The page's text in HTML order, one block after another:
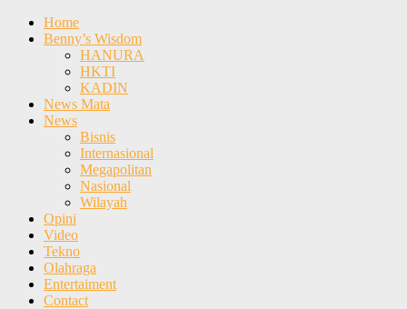
Home
Benny’s Wisdom
HANURA
HKTI
KADIN
News Mata
News
Bisnis
Internasional
Megapolitan
Nasional
Wilayah
Opini
Video
Tekno
Olahraga
Entertaiment
Contact